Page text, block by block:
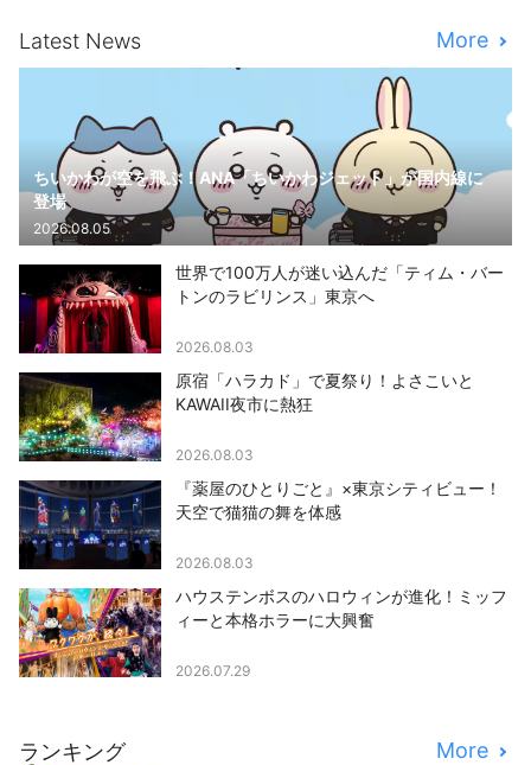
Latest News More
ちいかわが空を飛ぶ！ANA「ちいかわジェット」が国内線に
登場
2026.08.05
世界で100万人が迷い込んだ「ティム・バー
トンのラビリンス」東京へ
2026.08.03
原宿「ハラカド」で夏祭り！よさこいと
KAWAII夜市に熱狂
2026.08.03
『薬屋のひとりごと』×東京シティビュー！
天空で猫猫の舞を体感
2026.08.03
ハウステンボスのハロウィンが進化！ミッフ
ィーと本格ホラーに大興奮
2026.07.29
ランキング More